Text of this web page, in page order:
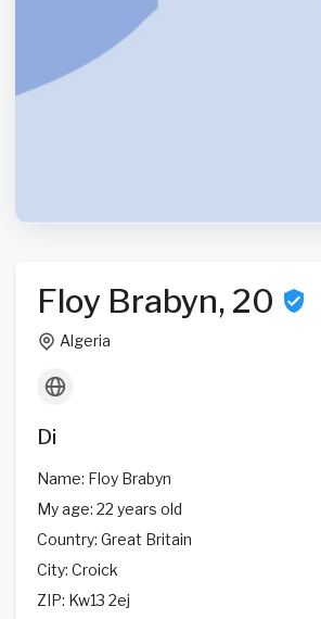
Floy Brabyn, 20
Algeria
Di
Name: Floy Brabyn
My age: 22 years old
Country: Great Britain
City: Croick
ZIP: Kw13 2ej